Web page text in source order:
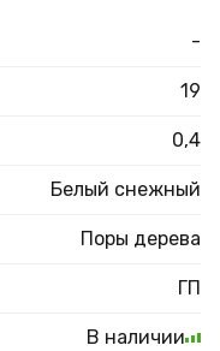
-
19
0,4
Белый снежный
Поры дерева
ГП
В наличии